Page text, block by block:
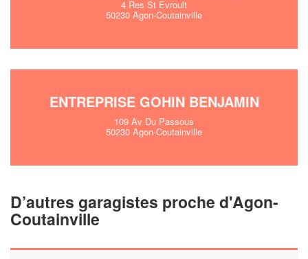
4 Res St Evroult
50230 Agon-Coutainville
ENTREPRISE GOHIN BENJAMIN
109 Av Du Passous
50230 Agon-Coutainville
D’autres garagistes proche d'Agon-
Coutainville